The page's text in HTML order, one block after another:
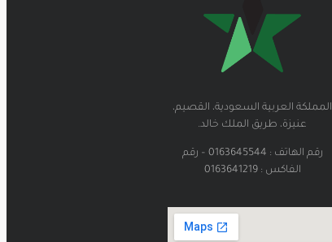
المملكة العربية السعودية، القصيم،
عنيزة، طريق الملك خالد.
رقم الهاتف : 0163645544 – رقم
الفاكس : 0163641219